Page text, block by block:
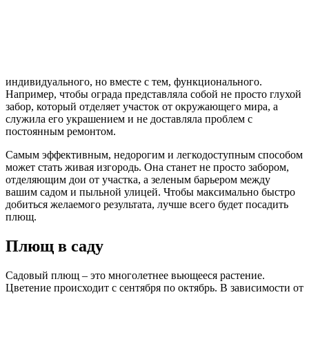
индивидуального, но вместе с тем, функционального.
Например, чтобы ограда представляла собой не просто глухой
забор, который отделяет участок от окружающего мира, а
служила его украшением и не доставляла проблем с
постоянным ремонтом.
Самым эффективным, недорогим и легкодоступным способом
может стать живая изгородь. Она станет не просто забором,
отделяющим дои от участка, а зеленым барьером между
вашим садом и пыльной улицей. Чтобы максимально быстро
добиться желаемого результата, лучше всего будет посадить
плющ.
Плющ в саду
Садовый плющ – это многолетнее вьющееся растение.
Цветение происходит с сентября по октябрь. В зависимости от